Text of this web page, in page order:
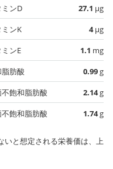
ミンD
27.1 µg
ミンK
4µg
ミンE
1.1 mg
肪酸
0.99g
飽和脂肪酸
2.14g
不飽和脂肪酸
1.74g
いと想定される栄養価は、上